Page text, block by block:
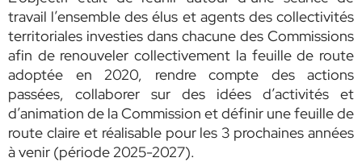
travail l’ensemble des élus et agents des collectivités
territoriales investies dans chacune des Commissions
afin de renouveler collectivement la feuille de route
adoptée en 2020, rendre compte des actions
passées, collaborer sur des idées d’activités et
d’animation de la Commission et définir une feuille de
route claire et réalisable pour les 3 prochaines années
à venir (période 2025-2027).